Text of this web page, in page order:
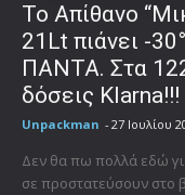
Το Απίθανο
21Lt πιάνει -
ΠΑΝΤΑ. Στα
δόσεις
Unpackman - 27 Ιουλίου
Δεν θα πω πολλά εδώ
σε προστατεύσουν στο